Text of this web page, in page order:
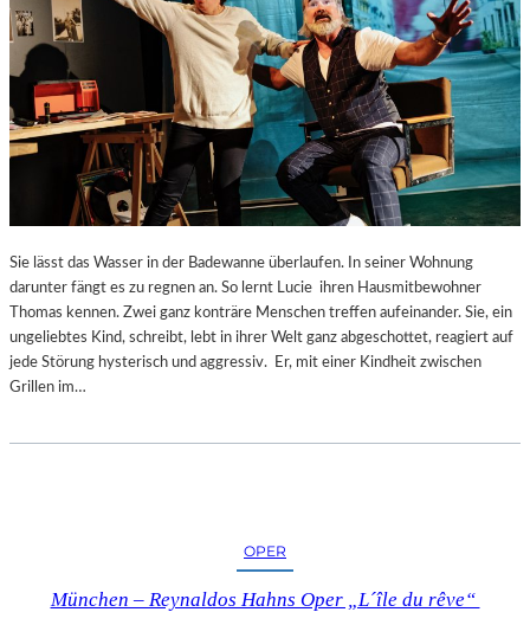
Sie lässt das Wasser in der Badewanne überlaufen. In seiner Wohnung
darunter fängt es zu regnen an. So lernt Lucie ihren Hausmitbewohner
Thomas kennen. Zwei ganz konträre Menschen treffen aufeinander. Sie, ein
ungeliebtes Kind, schreibt, lebt in ihrer Welt ganz abgeschottet, reagiert auf
jede Störung hysterisch und aggressiv. Er, mit einer Kindheit zwischen
Grillen im…
OPER
München – Reynaldos Hahns Oper „L´île du rêve“